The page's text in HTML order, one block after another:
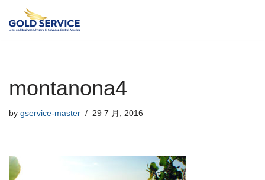
Skip
montanona4
by gservice-master 29 7 月, 2016